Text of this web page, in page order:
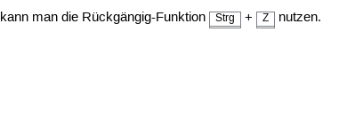
man die Rückgängig-Funktion
Strg + Z nutzen.